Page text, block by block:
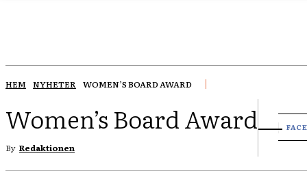
HEM NYHETER WOMEN’S BOARD AWARD
Women’s Board Award
By Redaktionen